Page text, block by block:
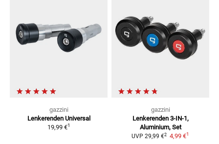
gazzini
Lenkerenden Universal
19,99 €1
gazzini
Lenkerenden 3-IN-1,
Aluminium, Set
UVP 29,99 €2 4,99 €1